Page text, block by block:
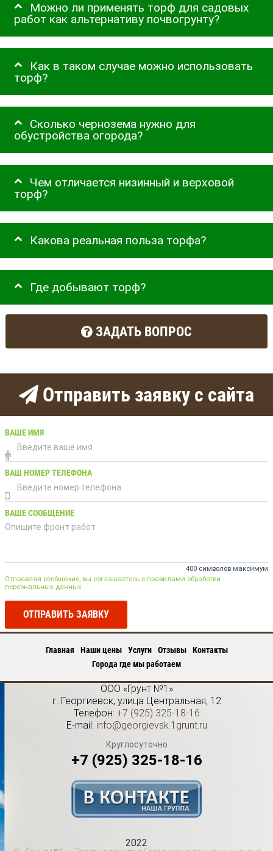
Можно ли применять торф для садовых
работ как альтернативу почвогрунту?
Как в таком случае можно использовать
торф?
Сколько чернозема нужно для
обустройства огорода?
Чем отличается низинный и верховой
торф?
Какова реальная польза торфа?
Где добывают торф?
ЗАДАТЬ ВОПРОС
Отправить заявку с сайта
ВАШЕ ИМЯ
ВАШ НОМЕР ТЕЛЕФОНА
ВАШЕ СООБЩЕНИЕ
400 символов максимум
Отправляя сообщение, вы соглашаетесь с правилами обработки
персональных данных
ОТПРАВИТЬ ЗАЯВКУ
Главная Наши цены Услуги Отзывы
Контакты
Города где мы работаем
ООО «Грунт №1»
г. Георгиевск, улица Центральная, 12
Телефон: +7 (925) 325-18-16
E-mail: info@georgievsk.1grunt.ru
Круглосуточно
+7 (925) 325-18-16
2022